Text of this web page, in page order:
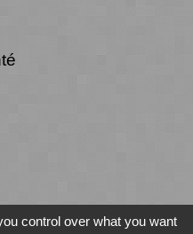
- Accessibilité -
control over what you want